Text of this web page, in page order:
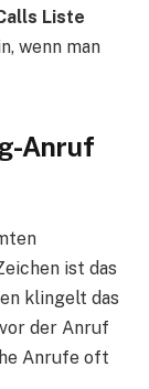
Liste
wenn man
Anruf
ist das
klingelt das
der Anruf
Anrufe oft